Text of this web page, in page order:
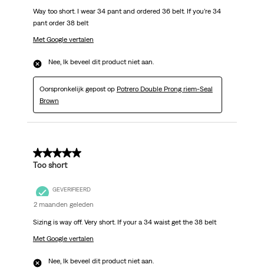
Way too short. I wear 34 pant and ordered 36 belt. If you’re 34
pant order 38 belt
Met Google vertalen
Nee, Ik beveel dit product niet aan.
Oorspronkelijk gepost op Potrero Double Prong riem-Seal
Brown
2 van 5 sterren.
Too short
GEVERIFIEERD
2 maanden geleden
Sizing is way off. Very short. If your a 34 waist get the 38 belt
Met Google vertalen
Nee, Ik beveel dit product niet aan.